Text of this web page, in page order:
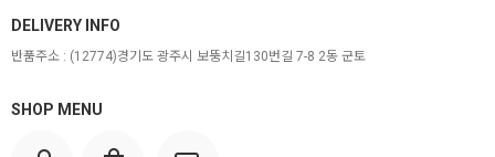
SHOP MENU
DELIVERY INFO
반품주소 : (12774)경기도 광주시 보뚱치길130번길 7-8 2동 군토